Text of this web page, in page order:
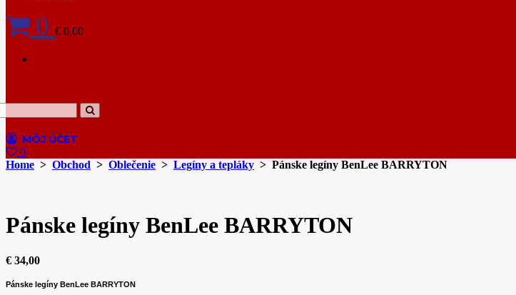
0 € 0,00
0
Home > Obchod > Oblečenie > Legíny a tepláky > Pánske legíny BenLee BARRYTON
Pánske legíny BenLee BARRYTON
€ 34,00
Pánske legíny BenLee BARRYTON